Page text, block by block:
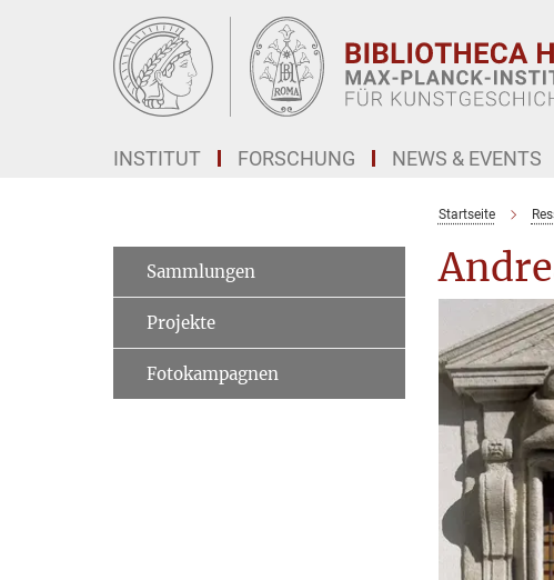
INSTITUT FORSCHUNG NEWS & EVENTS
Startseite
Sammlungen
Projekte
Fotokampagnen